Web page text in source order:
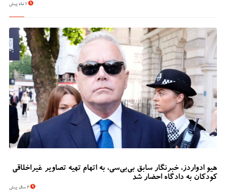
هیو ادواردز، خبرنگار سابق بی‌بی‌سی، به اتهام تهیه تصاویر غیراخلاقی
کودکان به دادگاه احضار شد
2 سال پیش